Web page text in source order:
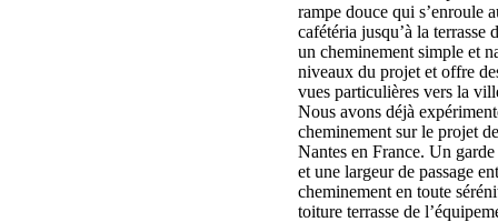
rampe douce qui s’enroule
cafétéria jusqu’à la terrasse
un cheminement simple et
niveaux du projet et offre
vues particulières vers la
Nous avons déjà
cheminement sur le projet
Nantes en France. Un
et une largeur de passage
cheminement en toute
toiture terrasse de